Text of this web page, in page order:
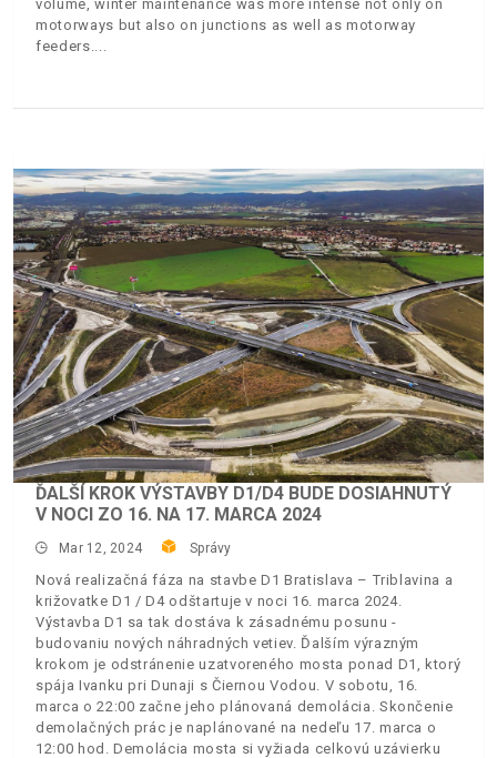
volume, winter maintenance was more intense not only on
motorways but also on junctions as well as motorway
feeders.
ĎALŠÍ KROK VÝSTAVBY D1/D4 BUDE DOSIAHNUTÝ
V NOCI ZO 16. NA 17. MARCA 2024
Mar 12, 2024 Správy
Nová realizačná fáza na stavbe D1 Bratislava – Triblavina a
križovatke D1 / D4 odštartuje v noci 16. marca 2024.
Výstavba D1 sa tak dostáva k zásadnému posunu -
budovaniu nových náhradných vetiev. Ďalším výrazným
krokom je odstránenie uzatvoreného mosta ponad D1, ktorý
spája Ivanku pri Dunaji s Čiernou Vodou. V sobotu, 16.
marca o 22:00 začne jeho plánovaná demolácia. Skončenie
demolačných prác je naplánované na nedeľu 17. marca o
12:00 hod. Demolácia mosta si vyžiada celkovú uzávierku